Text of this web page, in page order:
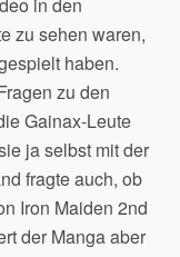
zu sehen waren,
haben.
zu den
Gainax-Leute
ja selbst mit der
fragte auch, ob
Iron Maiden 2nd
der Manga aber